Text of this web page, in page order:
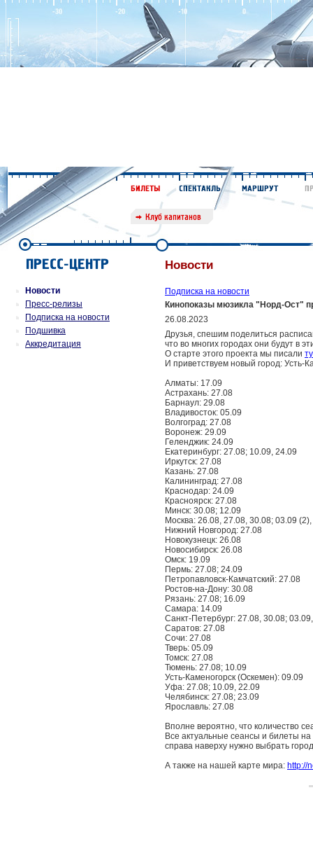
Новости
Пресс-релизы
Подписка на новости
Подшивка
Аккредитация
Новости
Подписка на новости
Кинопоказы мюзикла "Норд-Ост"
26.08.2023
Друзья, спешим поделиться
что во многих городах они будут в
О старте этого проекта мы писали
И приветствуем новый город: Усть-
Алматы: 17.09
Астрахань: 27.08
Барнаул: 29.08
Владивосток: 05.09
Волгоград: 27.08
Воронеж: 29.09
Геленджик: 24.09
Екатеринбург: 27.08; 10.09, 24.09
Иркутск: 27.08
Казань: 27.08
Калининград: 27.08
Краснодар: 24.09
Красноярск: 27.08
Минск: 30.08; 12.09
Москва: 26.08, 27.08, 30.08; 03.09
Нижний Новгород: 27.08
Новокузнецк: 26.08
Новосибирск: 26.08
Омск: 19.09
Пермь: 27.08; 24.09
Петропавловск-Камчатский: 27.08
Ростов-на-Дону: 30.08
Рязань: 27.08; 16.09
Самара: 14.09
Санкт-Петербург: 27.08, 30.08;
Саратов: 27.08
Сочи: 27.08
Тверь: 05.09
Томск: 27.08
Тюмень: 27.08; 10.09
Усть-Каменогорск (Оскемен): 09.09
Уфа: 27.08; 10.09, 22.09
Челябинск: 27.08; 23.09
Ярославль: 27.08
Вполне вероятно, что количество
Все актуальные сеансы и билеты
справа наверху нужно выбрать
А также на нашей карте мира: http://